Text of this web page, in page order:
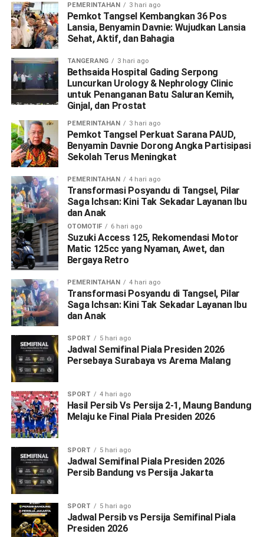
PEMERINTAHAN 3 hari ago
Pemkot Tangsel Kembangkan 36 Pos
Lansia, Benyamin Davnie: Wujudkan Lansia
Sehat, Aktif, dan Bahagia
TANGERANG 3 hari ago
Bethsaida Hospital Gading Serpong
Luncurkan Urology & Nephrology Clinic
untuk Penanganan Batu Saluran Kemih,
Ginjal, dan Prostat
PEMERINTAHAN 3 hari ago
Pemkot Tangsel Perkuat Sarana PAUD,
Benyamin Davnie Dorong Angka Partisipasi
Sekolah Terus Meningkat
PEMERINTAHAN 4 hari ago
Transformasi Posyandu di Tangsel, Pilar
Saga Ichsan: Kini Tak Sekadar Layanan Ibu
dan Anak
OTOMOTIF 6 hari ago
Suzuki Access 125, Rekomendasi Motor
Matic 125cc yang Nyaman, Awet, dan
Bergaya Retro
PEMERINTAHAN 4 hari ago
Transformasi Posyandu di Tangsel, Pilar
Saga Ichsan: Kini Tak Sekadar Layanan Ibu
dan Anak
SPORT 5 hari ago
Jadwal Semifinal Piala Presiden 2026
Persebaya Surabaya vs Arema Malang
SPORT 4 hari ago
Hasil Persib Vs Persija 2-1, Maung Bandung
Melaju ke Final Piala Presiden 2026
SPORT 5 hari ago
Jadwal Semifinal Piala Presiden 2026
Persib Bandung vs Persija Jakarta
SPORT 5 hari ago
Jadwal Persib vs Persija Semifinal Piala
Presiden 2026